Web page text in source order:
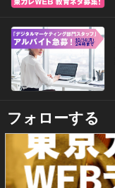
フォローする